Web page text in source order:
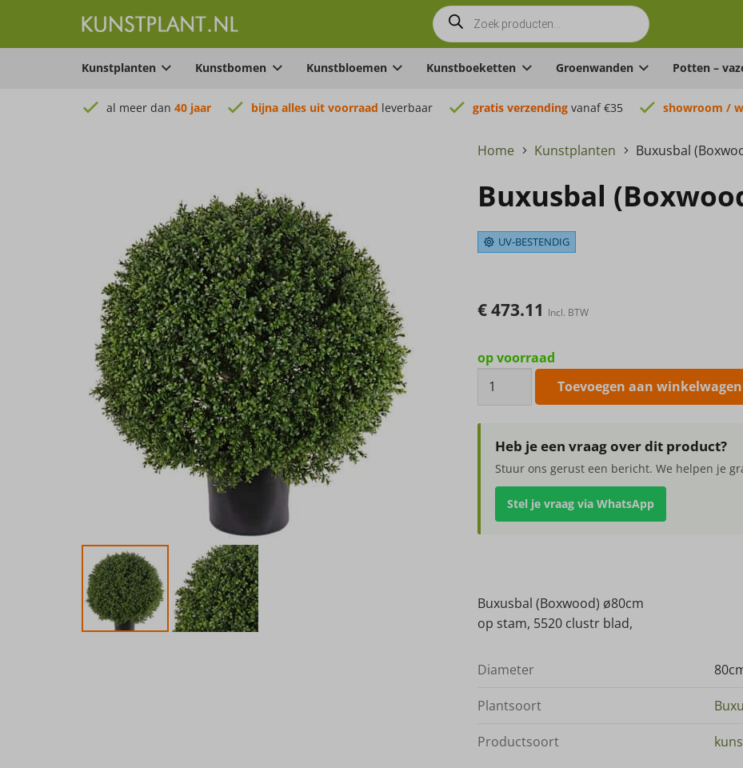
Producten
zoeken
Kunstplanten Kunstbomen Kunstbloemen Kunstboeketten Groenwanden Potten –
al meer dan 40 jaar bijna alles uit voorraad leverbaar gratis verzending vanaf €35 showroom /
Home Kunstplanten Buxusbal
Buxusbal
UV-BESTENDIG
€473.11 Incl. BTW
op voorraad
Buxusbal
(Boxwood)
ø80cm
aantal
Toevoegen aan winkelwagen
Heb je een vraag over dit product?
Stuur ons gerust een bericht. We helpen je
Stel je vraag via WhatsApp
Buxusbal (Boxwood) ø80cm
op stam, 5520 clustr blad,
Diameter
Plantsoort
Productsoort